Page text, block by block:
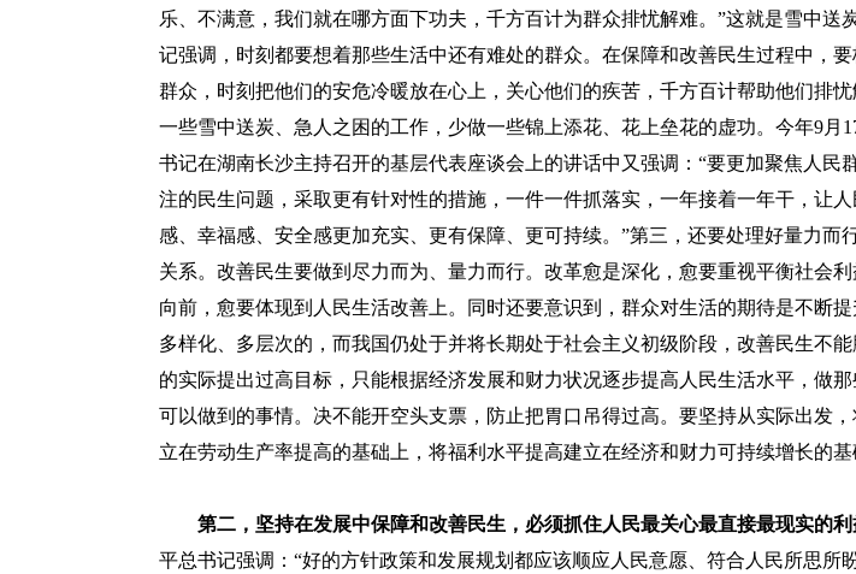
乐、不满意，我们就在哪方面下功夫，千方百计为群众排忧解难。”这就是雪中送
记强调，时刻都要想着那些生活中还有难处的群众。在保障和改善民生过程中，
群众，时刻把他们的安危冷暖放在心上，关心他们的疾苦，千方百计帮助他们排
一些雪中送炭、急人之困的工作，少做一些锦上添花、花上垒花的虚功。今年9月
书记在湖南长沙主持召开的基层代表座谈会上的讲话中又强调：“要更加聚焦人民
注的民生问题，采取更有针对性的措施，一件一件抓落实，一年接着一年干，让
感、幸福感、安全感更加充实、更有保障、更可持续。”第三，还要处理好量力而
关系。改善民生要做到尽力而为、量力而行。改革愈是深化，愈要重视平衡社会
向前，愈要体现到人民生活改善上。同时还要意识到，群众对生活的期待是不断
多样化、多层次的，而我国仍处于并将长期处于社会主义初级阶段，改善民生不
的实际提出过高目标，只能根据经济发展和财力状况逐步提高人民生活水平，做
可以做到的事情。决不能开空头支票，防止把胃口吊得过高。要坚持从实际出发
立在劳动生产率提高的基础上，将福利水平提高建立在经济和财力可持续增长的基
第二，坚持在发展中保障和改善民生，必须抓住人民最关心最直接最现实的利
平总书记强调：“好的方针政策和发展规划都应该顺应人民意愿、符合人民所思所